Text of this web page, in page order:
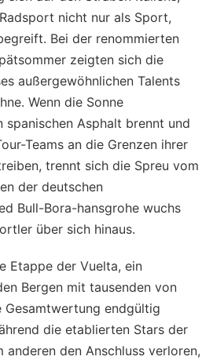
nicht nur als Sport,
Bei der renommierten
zeigten sich die
außergewöhnlichen Talents
Wenn die Sonne
spanischen Asphalt brennt und
Teams an die Grenzen ihrer
trennt sich die Spreu vom
der deutschen
Bull-Bora-hansgrohe wuchs
über sich hinaus.
Etappe der Vuelta, ein
Bergen mit tausenden von
Gesamtwertung endgültig
die etablierten Stars der
anderen den Anschluss verloren,